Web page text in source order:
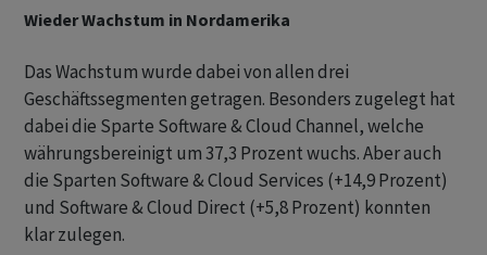
Wieder Wachstum in Nordamerika
Das Wachstum wurde dabei von allen drei
Geschäftssegmenten getragen. Besonders zugelegt hat
dabei die Sparte Software & Cloud Channel, welche
währungsbereinigt um 37,3 Prozent wuchs. Aber auch
die Sparten Software & Cloud Services (+14,9 Prozent)
und Software & Cloud Direct (+5,8 Prozent) konnten
klar zulegen.